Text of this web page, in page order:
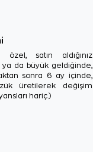
özel, satın aldığınız
da büyük geldiğinde,
sonra 6 ay içinde,
üretilerek değişim
hariç.)